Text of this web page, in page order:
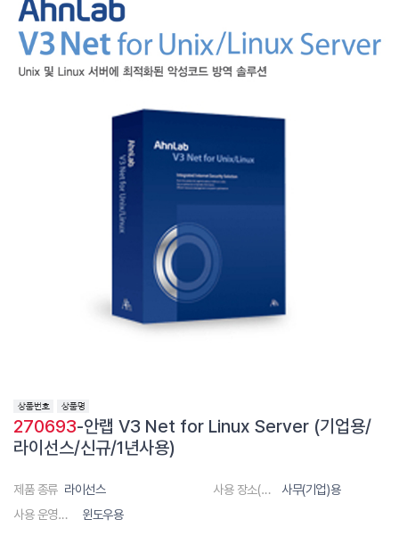
270693-안랩 V3 Net for Linux Server (기업용/
라이선스/신규/1년사용)
제품 종류 라이선스 사용 장소(대상)
사무(기업)용
사용 운영체제
윈도우용